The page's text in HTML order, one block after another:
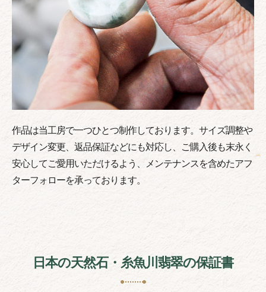
作品は当工房で一つひとつ制作しております。サイズ調整や
デザイン変更、返品保証などにも対応し、ご購入後も末永く
安心してご愛用いただけるよう、メンテナンスを含めたアフ
ターフォローを承っております。
日本の天然石・糸魚川翡翠の保証書